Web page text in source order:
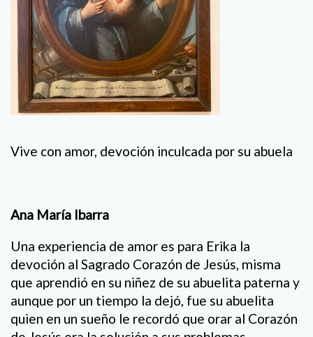
Vive con amor, devoción inculcada por su abuela
Ana María Ibarra
Una experiencia de amor es para Erika la
devoción al Sagrado Corazón de Jesús, misma
que aprendió en su niñez de su abuelita paterna y
aunque por un tiempo la dejó, fue su abuelita
quien en un sueño le recordó que orar al Corazón